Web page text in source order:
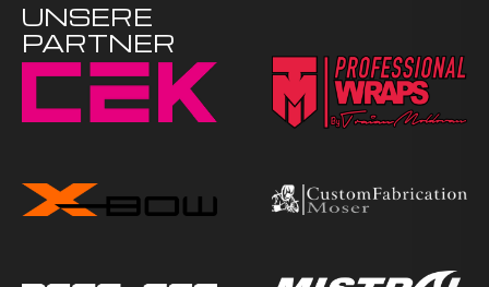
UNSERE
PARTNER